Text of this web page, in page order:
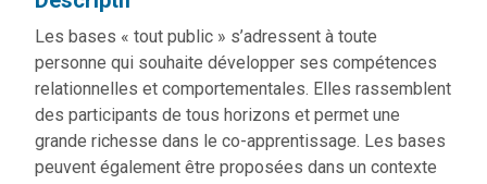
Les bases « tout public » s’adressent à toute
personne qui souhaite développer ses compétences
relationnelles et comportementales. Elles rassemblent
des participants de tous horizons et permet une
grande richesse dans le co-apprentissage. Les bases
peuvent également être proposées dans un contexte